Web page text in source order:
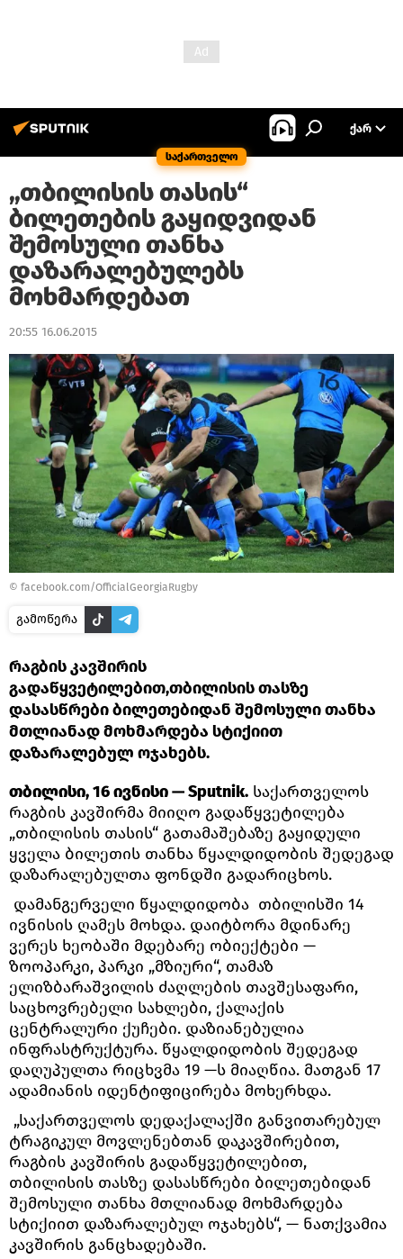
საქართველო
ᲥᲐᲠ
„თბილისის თასის“
ბილეთების გაყიდვიდან
შემოსული თანხა
დაზარალებულებს
მოხმარდებათ
20:55 16.06.2015
© facebook.com/OfficialGeorgiaRugby
გამოწერა
რაგბის კავშირის
გადაწყვეტილებით,თბილისის თასზე
დასასწრები ბილეთებიდან შემოსული თანხა
მთლიანად მოხმარდება სტიქიით
დაზარალებულ ოჯახებს.
თბილისი, 16 ივნისი — Sputnik. საქართველოს
რაგბის კავშირმა მიიღო გადაწყვეტილება
„თბილისის თასის“ გათამაშებაზე გაყიდული
ყველა ბილეთის თანხა წყალდიდობის შედეგად
დაზარალებულთა ფონდში გადარიცხოს.
დამანგერველი წყალდიდობა თბილისში 14
ივნისის ღამეს მოხდა. დაიტბორა მდინარე
ვერეს ხეობაში მდებარე ობიექტები —
ზოოპარკი, პარკი „მზიური“, თამაზ
ელიზბარაშვილის ძაღლების თავშესაფარი,
საცხოვრებელი სახლები, ქალაქის
ცენტრალური ქუჩები. დაზიანებულია
ინფრასტრუქტურა. წყალდიდობის შედეგად
დაღუპულთა რიცხვმა 19 —ს მიაღწია. მათგან 17
ადამიანის იდენტიფიცირება მოხერხდა.
„საქართველოს დედაქალაქში განვითარებულ
ტრაგიკულ მოვლენებთან დაკავშირებით,
რაგბის კავშირის გადაწყვეტილებით,
თბილისის თასზე დასასწრები ბილეთებიდან
შემოსული თანხა მთლიანად მოხმარდება
სტიქიით დაზარალებულ ოჯახებს“, — ნათქვამია
კავშირის განცხადებაში.